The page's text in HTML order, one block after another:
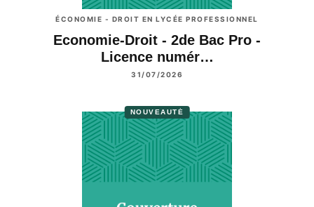
ÉCONOMIE - DROIT EN LYCÉE PROFESSIONNEL
Economie-Droit - 2de Bac Pro -
Licence numér…
31/07/2026
NOUVEAUTÉ